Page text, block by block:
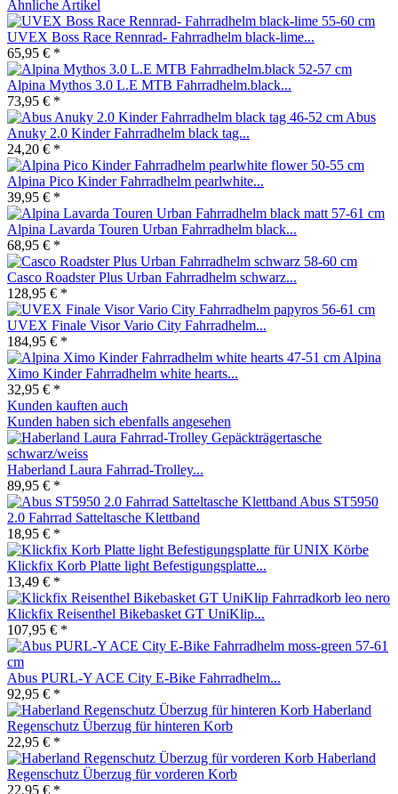
Ähnliche Artikel
UVEX Boss Race Rennrad- Fahrradhelm black-lime...
65,95 € *
Alpina Mythos 3.0 L.E MTB Fahrradhelm.black...
73,95 € *
Abus
Anuky 2.0 Kinder Fahrradhelm black tag...
24,20 € *
Alpina Pico Kinder Fahrradhelm pearlwhite...
39,95 € *
Alpina Lavarda Touren Urban Fahrradhelm black...
68,95 € *
Casco Roadster Plus Urban Fahrradhelm schwarz...
128,95 € *
UVEX Finale Visor Vario City Fahrradhelm...
184,95 € *
Alpina
Ximo Kinder Fahrradhelm white hearts...
32,95 € *
Kunden kauften auch
Kunden haben sich ebenfalls angesehen
Haberland Laura Fahrrad-Trolley...
89,95 € *
Abus ST5950
2.0 Fahrrad Satteltasche Klettband
18,95 € *
Klickfix Korb Platte light Befestigungsplatte...
13,49 € *
Klickfix Reisenthel Bikebasket GT UniKlip...
107,95 € *
Abus PURL-Y ACE City E-Bike Fahrradhelm...
92,95 € *
Haberland
Regenschutz Überzug für hinteren Korb
22,95 € *
Haberland
Regenschutz Überzug für vorderen Korb
22,95 € *